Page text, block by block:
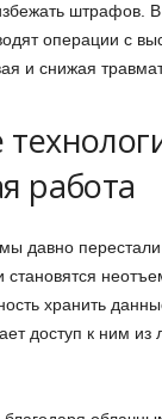
штрафов. В
операции с
и снижая
работа
давно перестали
становятся
хранить
доступ к ним